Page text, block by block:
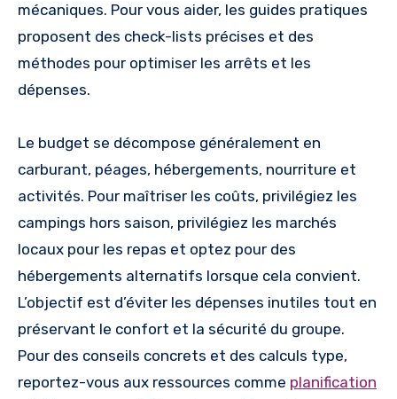
mécaniques. Pour vous aider, les guides pratiques
proposent des check-lists précises et des
méthodes pour optimiser les arrêts et les
dépenses.
Le budget se décompose généralement en
carburant, péages, hébergements, nourriture et
activités. Pour maîtriser les coûts, privilégiez les
campings hors saison, privilégiez les marchés
locaux pour les repas et optez pour des
hébergements alternatifs lorsque cela convient.
L’objectif est d’éviter les dépenses inutiles tout en
préservant le confort et la sécurité du groupe.
Pour des conseils concrets et des calculs type,
reportez-vous aux ressources comme planification